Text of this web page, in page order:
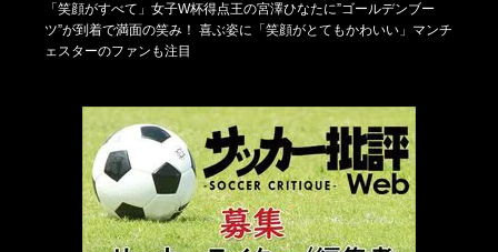
「笑顔がすべて」女子W杯得点王の宮澤ひなたに”ゴールデンブー
ツ”が到着で満面の笑み！ 喜ぶ姿に「笑顔がとてもかわいい」マンチ
ェスターのファンも注目